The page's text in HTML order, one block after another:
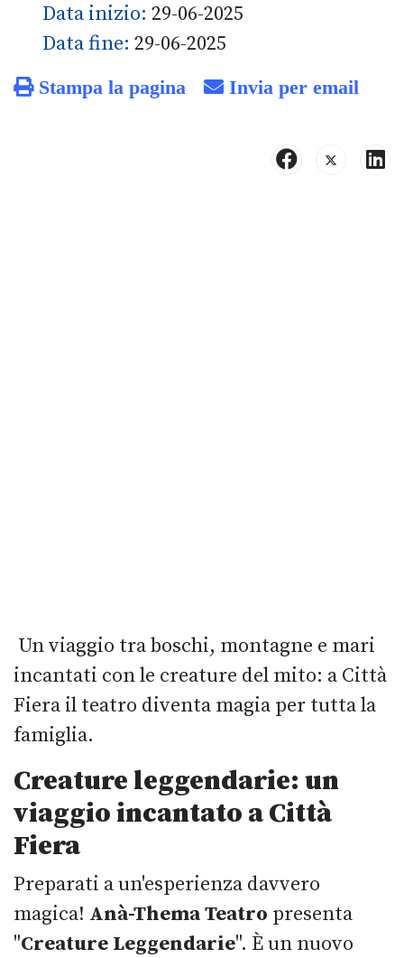
Data inizio: 29-06-2025
Data fine: 29-06-2025
Stampa la pagina Invia per email
Un viaggio tra boschi, montagne e mari
incantati con le creature del mito: a Città
Fiera il teatro diventa magia per tutta la
famiglia.
Creature leggendarie: un
viaggio incantato a Città
Fiera
Preparati a un'esperienza davvero
magica! Anà-Thema Teatro presenta
"Creature Leggendarie". È un nuovo